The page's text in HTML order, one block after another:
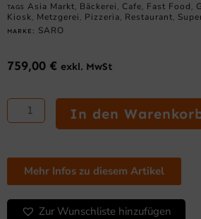
TAGS Asia Markt , Bäckerei , Cafe , Fast Food ,
Kiosk , Metzgerei , Pizzeria , Restaurant ,
MARKE: SARO
759,00 € exkl. MwSt
SARO
Spültisch
1
rechts
B
2000
In den
Mehr Infos zu diesem Artikel
Zur Wunschliste hinzufügen